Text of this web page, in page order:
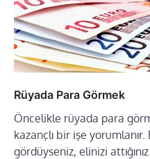
Rüyada Para Görmek
Öncelikle rüyada para
kazançlı bir işe
gördüyseniz, elinizi attığınız